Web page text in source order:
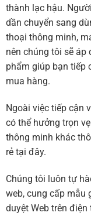
thành lạc hậu.
dần chuyển sang
thoại thông minh,
nên chúng tôi sẽ áp
phẩm giúp bạn tiếp
mua hàng.
Ngoài việc tiếp cận
có thể hưởng trọn
thông minh khác
rẻ tại đây.
Chúng tôi luôn tự
web, cung cấp mẫu
duyệt Web trên